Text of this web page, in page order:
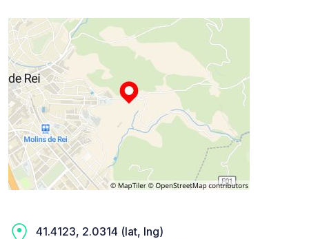
41.4123, 2.0314 (lat, lng)